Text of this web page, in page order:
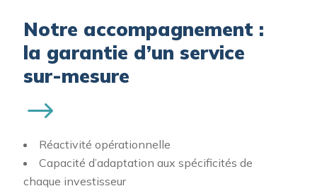
Notre accompagnement :
la garantie d’un service
sur-mesure
Réactivité opérationnelle
Capacité d’adaptation aux spécificités de
chaque investisseur